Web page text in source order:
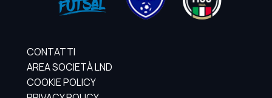
CONTATTI
AREA SOCIETÀ LND
COOKIE POLICY